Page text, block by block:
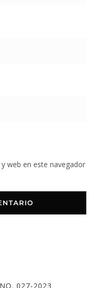
web en este navegador
027-2023